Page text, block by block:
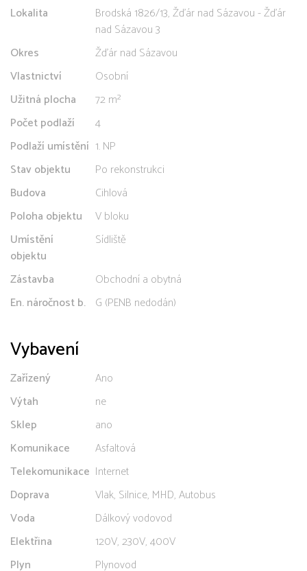
Lokalita
Brodská 1826/13, Žďár nad Sázavou - Žďár
nad Sázavou 3
Okres
Žďár nad Sázavou
Vlastnictví
Osobní
Užitná plocha
72 m²
Počet podlaží
4
Podlaží umístění 1. NP
Stav objektu
Po rekonstrukci
Budova
Cihlová
Poloha objektu
V bloku
Umístění
objektu
Sídliště
Zástavba
Obchodní a obytná
En. náročnost b. G (PENB nedodán)
Vybavení
Zařízený
Ano
Výtah
ne
Sklep
ano
Komunikace
Asfaltová
Telekomunikace Internet
Doprava
Vlak, Silnice, MHD, Autobus
Voda
Dálkový vodovod
Elektřina
120V, 230V, 400V
Plyn
Plynovod